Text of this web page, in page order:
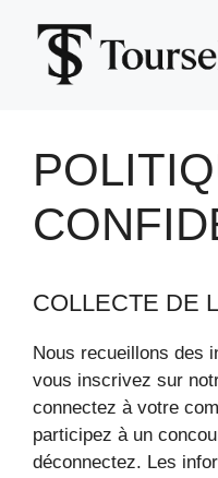
contenu
COLLECTE DE
Nous recueillons des
vous inscrivez sur
connectez à votre
participez à un
déconnectez. Les